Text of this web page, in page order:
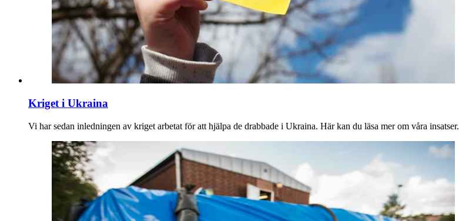
Kriget i Ukraina
Vi har sedan inledningen av kriget arbetat för att hjälpa de drabbade i Ukraina. Här kan du läsa mer om våra insatser.